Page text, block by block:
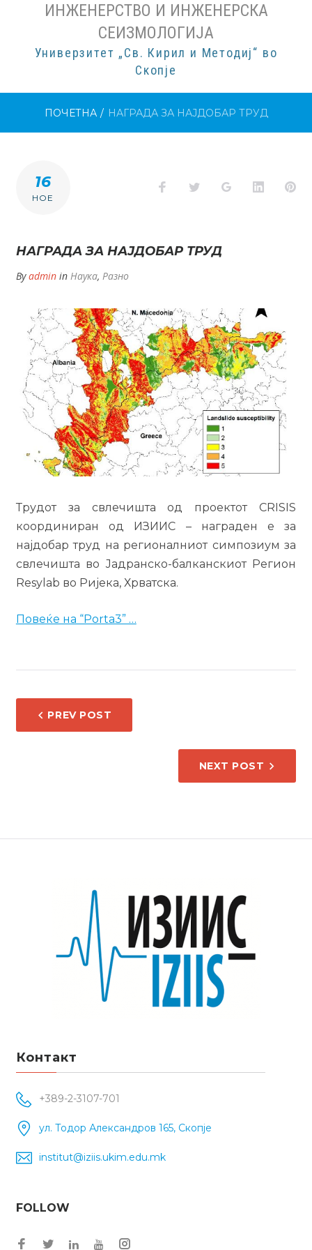
ИНЖЕНЕРСТВО И ИНЖЕНЕРСКА
СЕИЗМОЛОГИЈА
Универзитет „Св. Кирил и Методиј“ во
Скопје
ПОЧЕТНА / НАГРАДА ЗА НАЈДОБАР ТРУД
16
НОЕ
Facebook
Twitter Google+LinkedIn
НАГРАДА ЗА НАЈДОБАР ТРУД
Byadmin in Наука, Разно
Трудот за свлечишта од проектот CRISIS
координиран од ИЗИИС – награден е за
најдобар труд на регионалниот симпозиум за
свлечишта во Јадранско-балканскиот Регион
Resylab во Ријека, Хрватска.
Повеќе на “Porta3” …
НАВИГАЦИЈА
НА
PREV POST
NEXT POST
Контакт
+389-2-3107-701
ул. Тодор Александров 165, Скопје
institut@iziis.ukim.edu.mk
FOLLOW
Facebook
Twitter Instagram